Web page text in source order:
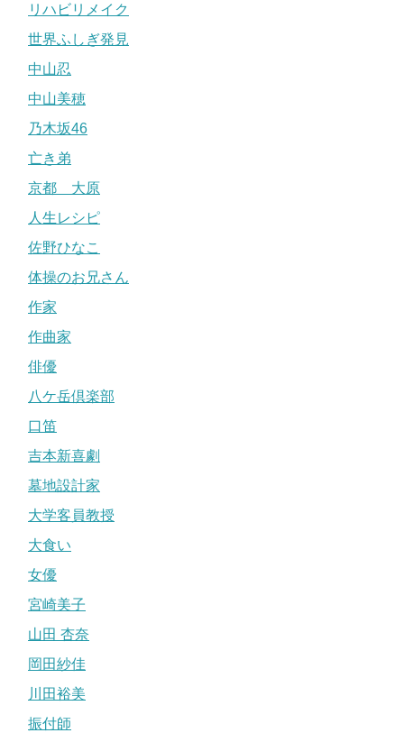
リハビリメイク
世界ふしぎ発見
中山忍
中山美穂
乃木坂46
亡き弟
京都 大原
人生レシピ
佐野ひなこ
体操のお兄さん
作家
作曲家
俳優
八ケ岳倶楽部
口笛
吉本新喜劇
墓地設計家
大学客員教授
大食い
女優
宮崎美子
山田 杏奈
岡田紗佳
川田裕美
振付師